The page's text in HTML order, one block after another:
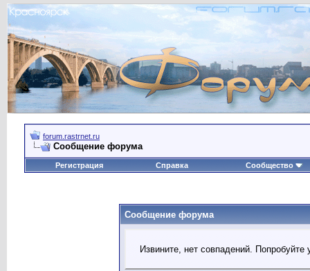
forum.rastrnet.ru
Сообщение форума
Регистрация Справка Сообщество
Сообщение форума
Извините, нет совпадений.